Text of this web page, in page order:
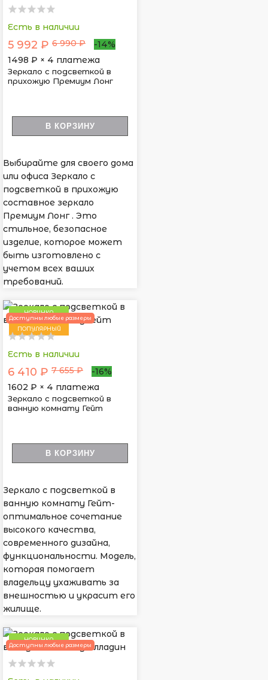
Есть в наличии
5 992 ₽ 6 990 ₽
-14%
1498 ₽ × 4 платежа
Зеркало с подсветкой в
прихожую Премиум Лонг
В КОРЗИНУ
Выбирайте для своего дома
или офиса Зеркало с
подсветкой в прихожую
составное зеркало
Премиум Лонг . Это
стильное, безопасное
изделие, которое может
быть изготовлено с
учетом всех ваших
требований.
НОВИНКА
ПОПУЛЯРНЫЙ
Доступны любые размеры
Есть в наличии
6 410 ₽ 7 655 ₽
-16%
1602 ₽ × 4 платежа
Зеркало с подсветкой в
ванную комнату Гейт
В КОРЗИНУ
Зеркало с подсветкой в
ванную комнату Гейт-
оптимальное сочетание
высокого качества,
современного дизайна,
функциональности. Модель,
которая помогает
владельцу ухаживать за
внешностью и украсит его
жилище.
НОВИНКА
Доступны любые размеры